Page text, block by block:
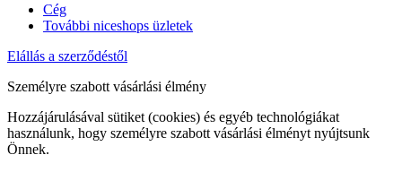
Cég
További niceshops üzletek
Elállás a szerződéstől
Személyre szabott vásárlási élmény
Hozzájárulásával sütiket (cookies) és egyéb technológiákat
használunk, hogy személyre szabott vásárlási élményt nyújtsunk
Önnek.